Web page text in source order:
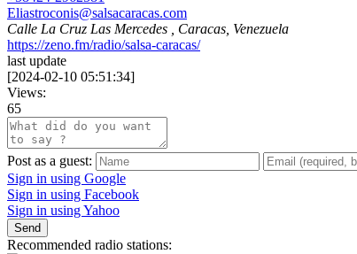
Eliastroconis@salsacaracas.com
Calle La Cruz Las Mercedes , Caracas, Venezuela
https://zeno.fm/radio/salsa-caracas/
last update
[2024-02-10 05:51:34]
Views:
65
Post as a guest:
Sign in using Google
Sign in using Facebook
Sign in using Yahoo
Send
Recommended radio stations: